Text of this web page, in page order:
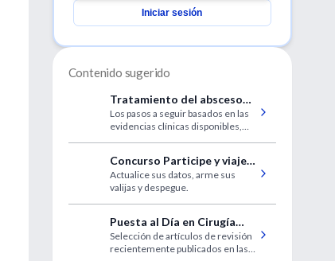
Iniciar sesión
Contenido sugerido
Tratamiento del absceso
basado en la evidencia
Los pasos a seguir basados en las
evidencias clínicas disponibles,
Concurso Participe y viaje
junto a IntraMed
Actualice sus datos, arme sus
valijas y despegue.
Puesta al Día en Cirugía
Vascular
Selección de artículos de revisión
recientemente publicados en las